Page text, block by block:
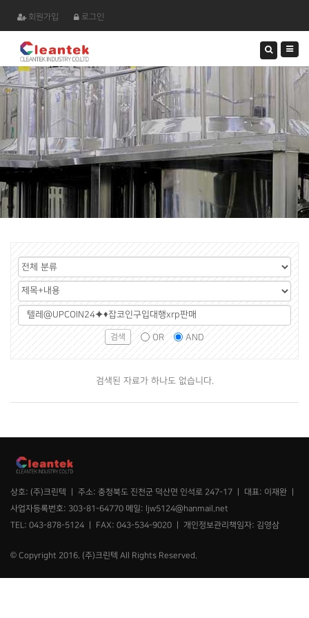
회원가입 로그인
검
색
하
기
게
시
판
그
룹
검
색
색
OR AND
검색된 자료가 하나도 없습니다.
상호: (주)크린텍 ㅣ 주소: 충청북도 진천군 덕산면 인석로 247-17 ㅣ 대표: 이재완 ㅣ
사업자등록번호: 303-81-64770 메일: ljw5124@hanmail.net
TEL: 043-878-5124 ㅣ FAX: 043-534-9020 ㅣ 개인정보관리책임자: 김영삼
© Copyright 2016. (주)크린텍 All Rights Reserved.